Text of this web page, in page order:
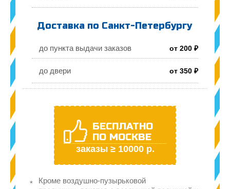
Доставка по Санкт-Петербургу
до пункта выдачи заказов от 200 ₽
до двери от 350 ₽
БЕСПЛАТНО
ПО МОСКВЕ
заказы ≥ 10000 р.
Кроме воздушно-пузырьковой